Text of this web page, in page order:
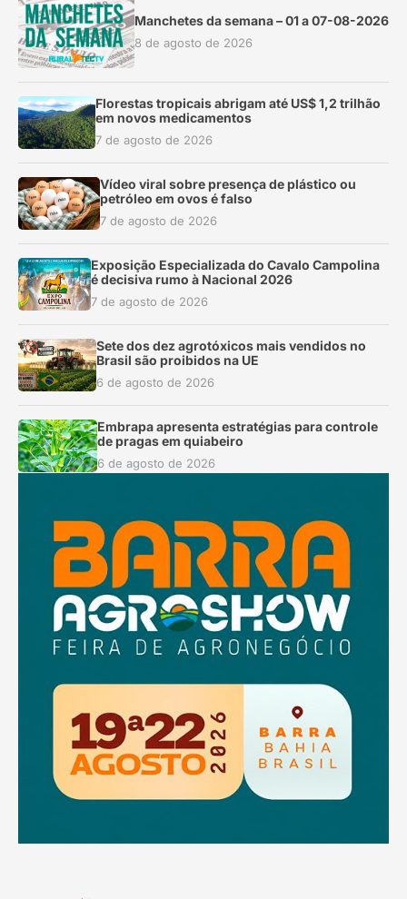
Manchetes da semana – 01 a 07-08-2026
8 de agosto de 2026
Florestas tropicais abrigam até US$ 1,2 trilhão
em novos medicamentos
7 de agosto de 2026
Vídeo viral sobre presença de plástico ou
petróleo em ovos é falso
7 de agosto de 2026
Exposição Especializada do Cavalo Campolina
é decisiva rumo à Nacional 2026
7 de agosto de 2026
Sete dos dez agrotóxicos mais vendidos no
Brasil são proibidos na UE
6 de agosto de 2026
Embrapa apresenta estratégias para controle
de pragas em quiabeiro
6 de agosto de 2026